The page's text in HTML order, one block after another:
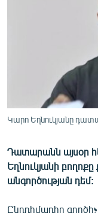
ՏՏ ԵՒ ԻՆՏԵՐՆԵՏ
ԱՐԽԻՎ
ՏԵՍԱՆՅՈՒԹԵՐ
Կարո Եղնուկյանը
Դատարանն այսօր
Եղնուկյանի
անգործության դեմ:
Ընդդիմադիր